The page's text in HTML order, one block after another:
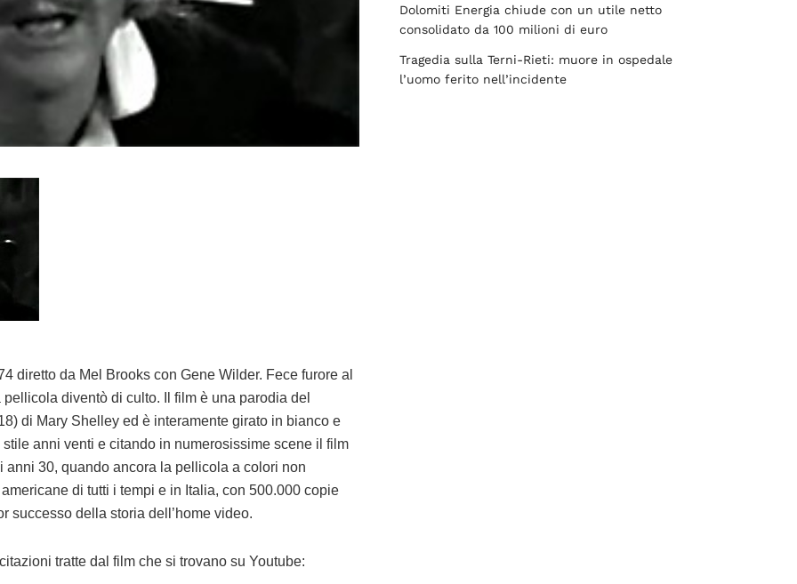
diretto da Mel Brooks con Gene Wilder. Fece furore al
diventò di culto. Il film è una parodia del
di Mary Shelley ed è interamente girato in bianco e
anni venti e citando in numerosissime scene il film
anni 30, quando ancora la pellicola a colori non
di tutti i tempi e in Italia, con 500.000 copie
successo della storia dell’home video.
tratte dal film che si trovano su Youtube:
Dolomiti Energia chiude con un utile netto
consolidato da 100 milioni di euro
Tragedia sulla Terni-Rieti: muore in ospedale
l’uomo ferito nell’incidente